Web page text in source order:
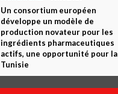
Un consortium européen
développe un modèle de
production novateur pour les
ingrédients pharmaceutiques
actifs, une opportunité pour la
Tunisie